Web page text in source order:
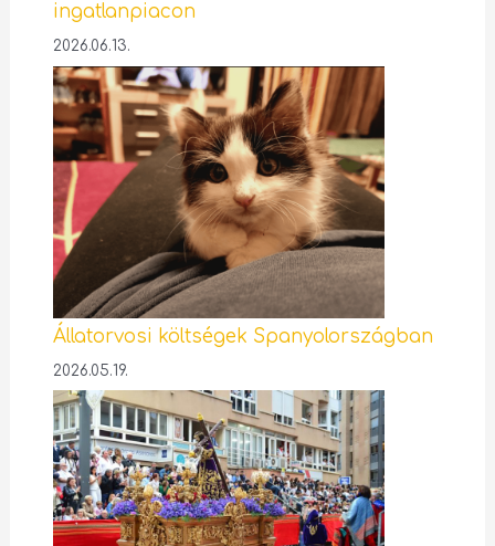
ingatlanpiacon
2026.06.13.
Állatorvosi költségek Spanyolországban
2026.05.19.